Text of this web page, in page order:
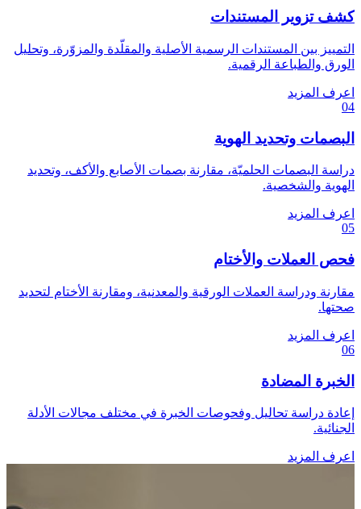
كشف تزوير المستندات
التمييز بين المستندات الرسمية الأصلية والمقلّدة والمزوّرة، وتحليل
الورق والطباعة الرقمية.
اعرف المزيد
04
البصمات وتحديد الهوية
دراسة البصمات الحلميّة، مقارنة بصمات الأصابع والأكف، وتحديد
الهوية والشخصية.
اعرف المزيد
05
فحص العملات والأختام
مقارنة ودراسة العملات الورقية والمعدنية، ومقارنة الأختام لتحديد
صحتها.
اعرف المزيد
06
الخبرة المضادة
إعادة دراسة تحاليل وفحوصات الخبرة في مختلف مجالات الأدلة
الجنائية.
اعرف المزيد